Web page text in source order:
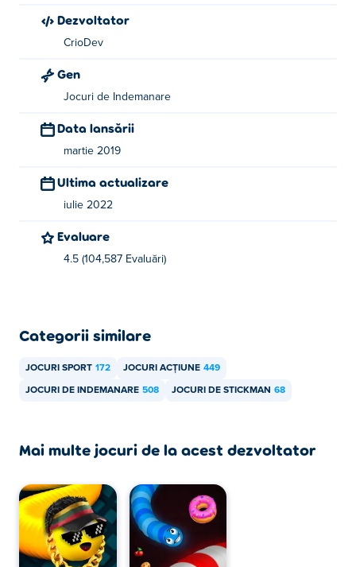
Dezvoltator
CrioDev
Gen
Jocuri de Indemanare
Data lansării
martie 2019
Ultima actualizare
iulie 2022
Evaluare
4.5 (104,587 Evaluări)
Categorii similare
JOCURI SPORT 172 JOCURI ACȚIUNE 449
JOCURI DE INDEMANARE 508 JOCURI DE STICKMAN 68
Mai multe jocuri de la acest dezvoltator